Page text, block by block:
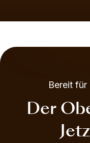
Bereit für
Der